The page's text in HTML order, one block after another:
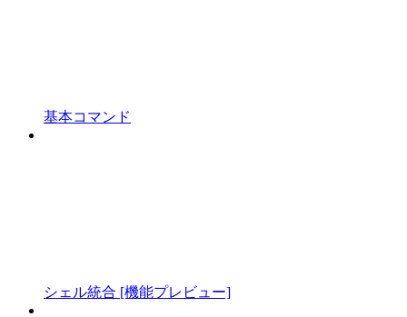
基本コマンド
シェル統合 [機能プレビュー]